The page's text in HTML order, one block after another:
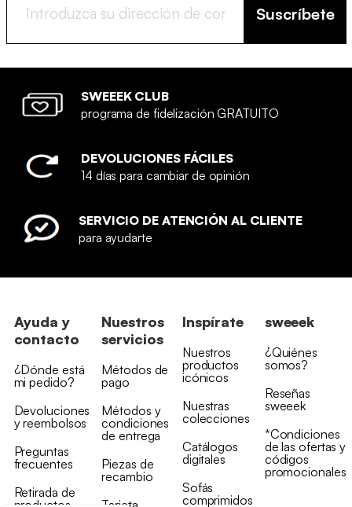
Suscríbete
SWEEEK CLUB
programa de fidelización GRATUITO
DEVOLUCIONES FÁCILES
14 días para cambiar de opinión
SERVICIO DE ATENCIÓN AL CLIENTE
para ayudarte
Ayuda y
contacto
¿Dónde está
mi pedido?
Devoluciones
y reembolsos
Preguntas
frecuentes
Retirada de
Nuestros
servicios
Métodos de
pago
Métodos y
condiciones
de entrega
Piezas de
recambio
Inspírate
Nuestros
productos
icónicos
Nuestras
colecciones
Catálogos
digitales
Sofás
comprimidos
sweeek
¿Quiénes
somos?
Reseñas
sweeek
*Condiciones
de las ofertas y
códigos
promocionales